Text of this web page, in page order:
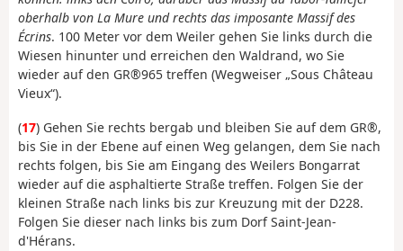
oberhalb von La Mure und rechts das imposante Massif des
Écrins. 100 Meter vor dem Weiler gehen Sie links durch die
Wiesen hinunter und erreichen den Waldrand, wo Sie
wieder auf den GR®965 treffen (Wegweiser „Sous Château
Vieux“).
(17) Gehen Sie rechts bergab und bleiben Sie auf dem GR®,
bis Sie in der Ebene auf einen Weg gelangen, dem Sie nach
rechts folgen, bis Sie am Eingang des Weilers Bongarrat
wieder auf die asphaltierte Straße treffen. Folgen Sie der
kleinen Straße nach links bis zur Kreuzung mit der D228.
Folgen Sie dieser nach links bis zum Dorf Saint-Jean-
d'Hérans.